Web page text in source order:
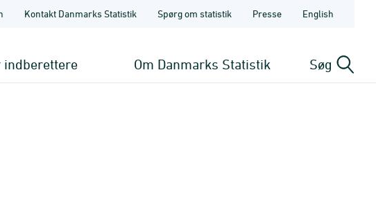
Kontakt Danmarks Statistik Spørg om statistik Presse English
indberettere Om Danmarks Statistik Søg